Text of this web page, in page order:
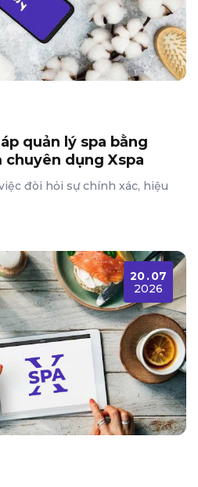
quản lý spa bằng
chuyên dụng Xspa
đòi hỏi sự chính xác, hiệu
20.07
2026